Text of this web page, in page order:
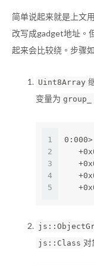
简单说起来就是上文
改写成gadget地址。
起来会比较绕。步骤
Uint8Array
变量为 group_
1
2
3
4
5
js::Class 对